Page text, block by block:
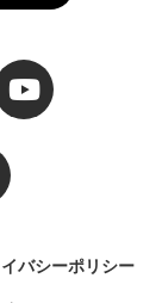
バシーポリシー